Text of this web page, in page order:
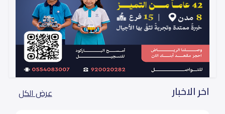
اخر الاخبار عرض الكل